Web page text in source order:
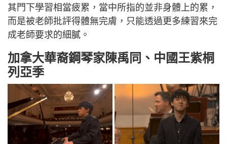
其門下學習相當疲累，當中所指的並非身體上的累，
而是被老師批評得體無完膚，只能透過更多練習來完
成老師要求的細膩。
加拿大華裔鋼琴家陳禹同、中國王紫桐
列亞季